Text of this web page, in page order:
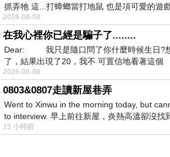
抓弄牠 這...打蟑螂當打地鼠 也是項可愛的遊
2026-08-08
在我心裡你已經是騙子了........
Dear: 我只是隨口問了你什麼時候生日?想
了，結果出現了20，我不 可置信地看著這個
2026-08-08
0803&0807走讀新屋巷弄
Went to Xinwu in the morning today, but
to interview. 早上前往新屋，炎熱高溫卻沒找
15 小時前